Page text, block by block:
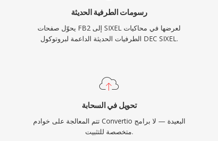
رسومات الطرفية الحديثة
يحوّل صفحات FB2 إلى SIXEL لعرضها في محاكيات
الطرفيات الحديثة الداعمة لبروتوكول DEC SIXEL.
تحويل في السحابة
تتم المعالجة على خوادم Convertio البعيدة — لا برامج
متخصصة للتثبيت.